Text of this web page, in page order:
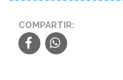
COMPARTIR: